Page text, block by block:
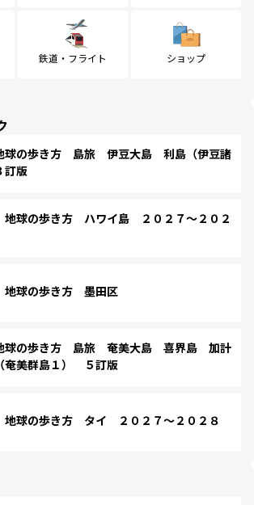
鉄道・フライト ショップ
球の歩き方 島旅 伊豆大島 利島（伊豆諸
版
球の歩き方 ハワイ島 ２０２７～２０２
球の歩き方 墨田区
球の歩き方 島旅 奄美大島 喜界島 加計
奄美群島１） ５訂版
球の歩き方 タイ ２０２７～２０２８